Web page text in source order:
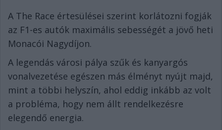
A The Race értesülései szerint korlátozni fogják
az F1-es autók maximális sebességét a jövő heti
Monacói Nagydíjon.
A legendás városi pálya szűk és kanyargós
vonalvezetése egészen más élményt nyújt majd,
mint a többi helyszín, ahol eddig inkább az volt
a probléma, hogy nem állt rendelkezésre
elegendő energia.